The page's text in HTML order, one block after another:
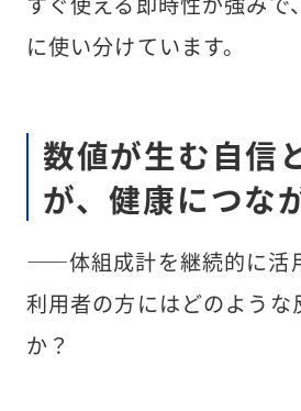
に使い分けています。
数値が生む自信
が、健康につな
――体組成計を継続的に活
利用者の方にはどのような
か？